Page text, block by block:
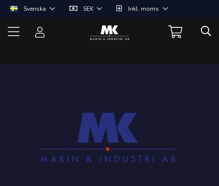
Svenska SEK Inkl. moms